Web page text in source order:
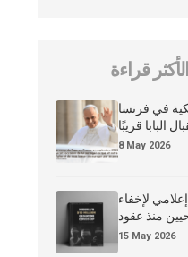
الأكثر قراءة
في فرنسا
البابا قريبًا
8 May 2026
لإخفاء
منذ عقود
15 May 2026